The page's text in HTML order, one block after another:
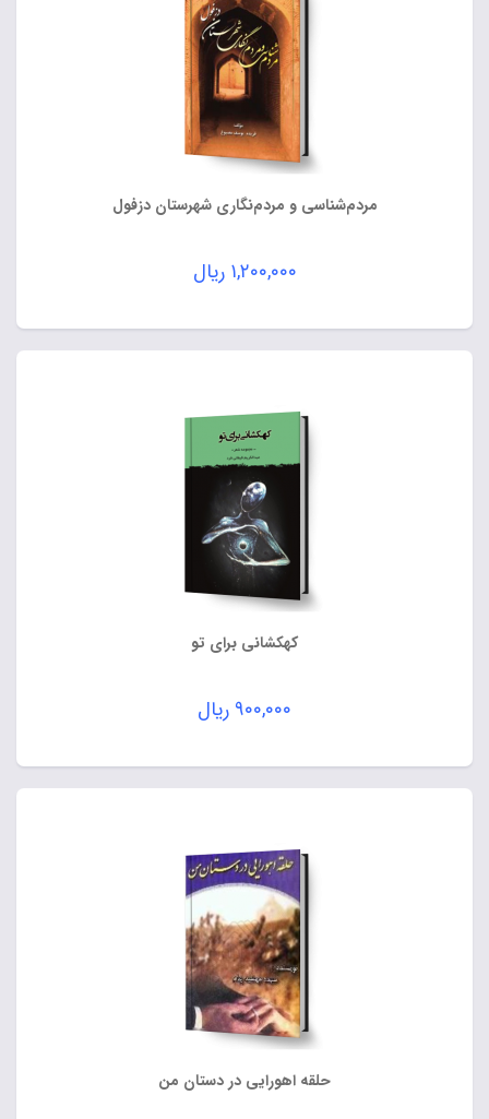
مردم‌شناسی و مردم‌نگاری شهرستان دزفول
۱,۲۰۰,۰۰۰ ریال
کهکشانی برای تو
۹۰۰,۰۰۰ ریال
حلقه اهورایی در دستان من